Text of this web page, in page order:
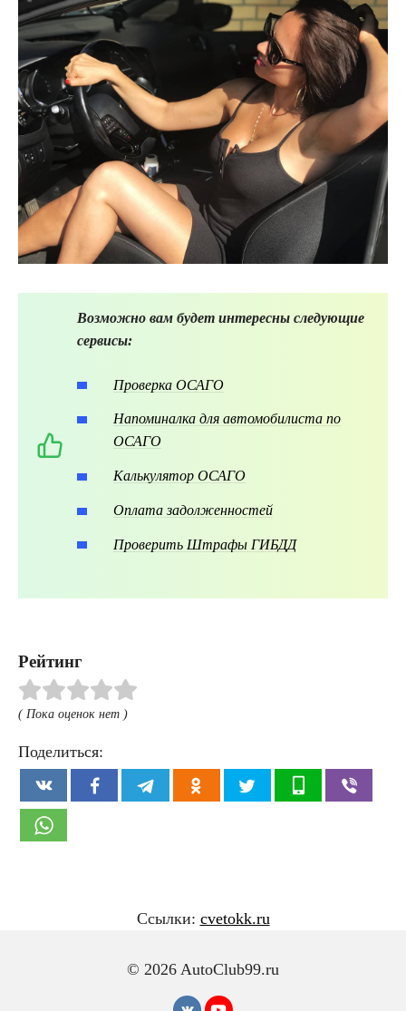
Возможно вам будет интересны следующие
сервисы:
Проверка ОСАГО
Напоминалка для автомобилиста по
ОСАГО
Калькулятор ОСАГО
Оплата задолженностей
Проверить Штрафы ГИБДД
Рейтинг
( Пока оценок нет )
Поделиться:
© 2026 AutoClub99.ru
Ссылки: cvetokk.ru